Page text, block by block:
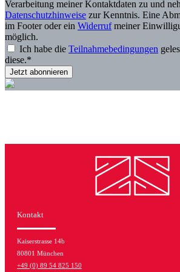
Verarbeitung meiner Kontaktdaten zu und
Datenschutzhinweise zur Kenntnis. Eine
im Footer oder ein Widerrufmeiner
möglich.
Ich habe die Teilnahmebedingungen
diese.*
Kontakt
Kaiserstrasse 14b
80801 München
+49 (0) 89 54 825 150